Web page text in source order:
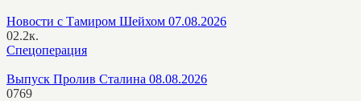
Новости с Тамиром Шейхом 07.08.2026
02.2к.
Спецоперация
Выпуск Пролив Сталина 08.08.2026
0769